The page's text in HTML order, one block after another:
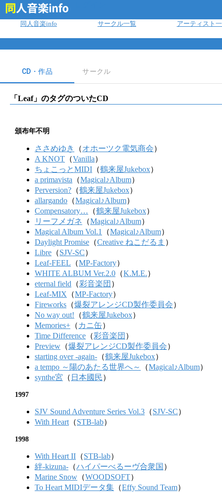
同人音楽info サークル一覧 アーティスト
CD・作品 サークル
「 Leaf」のタグのついたCD
頒布年不明
ささめゆき （オホーツク電気商会）
A KNOT （Vanilla）
ちょこっとMIDI （鶴来屋Jukebox）
a primavista （Magical♪Album）
Perversion? （鶴来屋Jukebox）
allargando （Magical♪Album）
Compensatory… （鶴来屋Jukebox）
リーフメガネ （Magical♪Album）
Magical Album Vol.1
（Magical♪Album）
Daylight Promise （Creative ねこだるま ）
Libre （SJV-SC）
Leaf-FEEL （MP-Factory）
WHITE ALBUM Ver.2.0 （K.M.E.）
eternal field （彩音楽団 ）
Leaf-MIX （MP-Factory）
Fireworks （爆裂アレンジCD製作委員会）
No way out! （鶴来屋Jukebox）
Memories+ （ カニ缶）
Time Difference （彩音楽団 ）
Preview （爆裂アレンジCD製作委員会）
starting over -again- （鶴来屋Jukebox）
a tempo ～陽のあたる世界へ～
（Magical♪Album）
synthe宮 （ 日本國民）
1997
SJV Sound Adventure Series Vol.3 （SJV-SC）
With Heart （STB-lab）
1998
With Heart II （STB-lab）
絆-kizuna- （ハイパーべるーヴ合衆国 ）
Marine Snow （WOODSOFT）
To Heart MIDIデータ集 （Effy Sound Team）